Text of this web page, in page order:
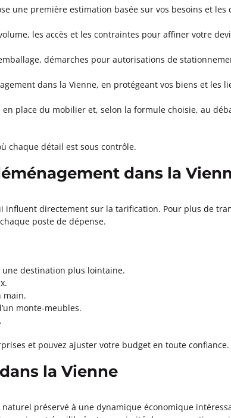
une première estimation basée sur vos besoins et les
les accès et les contraintes pour affiner votre
démarches pour autorisations de
dans la Vienne, en protégeant vos biens et les
place du mobilier et, selon la formule choisie, au
chaque détail est sous contrôle.
dans la
influent directement sur la tarification. Pour plus de
poste de dépense.
une destination plus lointaine.
main.
monte-meubles.
et pouvez ajuster votre budget en toute confiance.
la Vienne
préservé à une dynamique économique